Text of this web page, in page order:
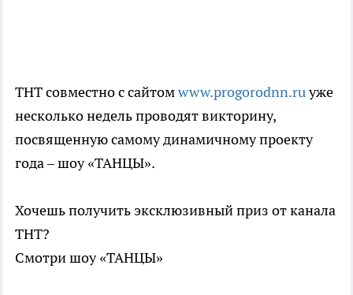
ТНТ совместно с сайтомwww.progorodnn.ruуже
несколько недель проводят викторину,
посвященную самому динамичному проекту
года – шоу «ТАНЦЫ».
Хочешь получить эксклюзивный приз от канала
ТНТ?
Смотри шоу «ТАНЦЫ»